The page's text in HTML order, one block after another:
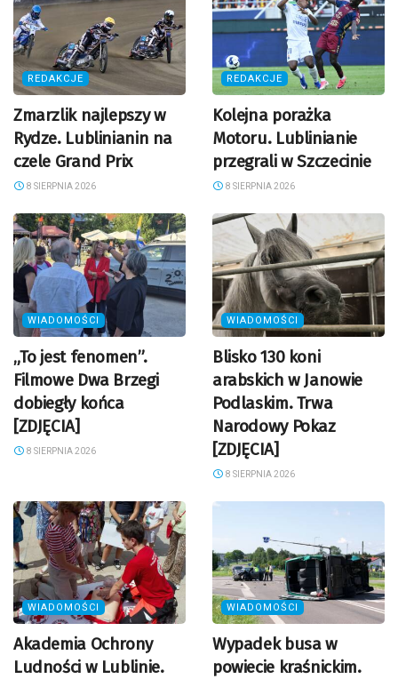
REDAKCJE
Zmarzlik najlepszy w
Rydze. Lublinianin na
czele Grand Prix
8 SIERPNIA 2026
REDAKCJE
Kolejna porażka
Motoru. Lublinianie
przegrali w Szczecinie
8 SIERPNIA 2026
WIADOMOŚCI
„To jest fenomen”.
Filmowe Dwa Brzegi
dobiegły końca
[ZDJĘCIA]
8 SIERPNIA 2026
WIADOMOŚCI
Blisko 130 koni
arabskich w Janowie
Podlaskim. Trwa
Narodowy Pokaz
[ZDJĘCIA]
8 SIERPNIA 2026
WIADOMOŚCI
Akademia Ochrony
Ludności w Lublinie.
WIADOMOŚCI
Wypadek busa w
powiecie kraśnickim.